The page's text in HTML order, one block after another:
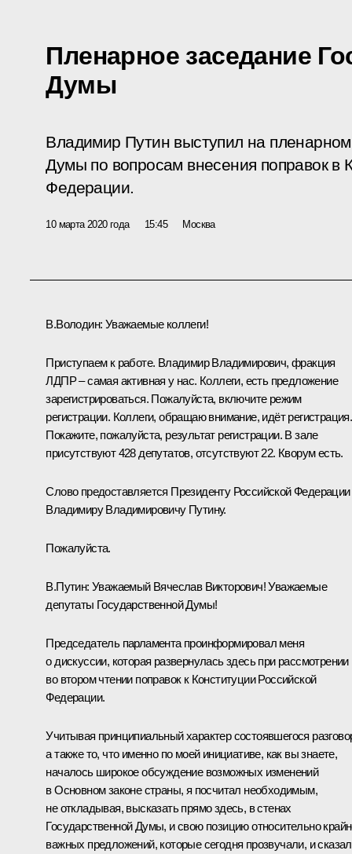
Пленарное заседание
Думы
Владимир Путин выступил на
Думы по вопросам внесения поправок в
Федерации.
10 марта 2020 года 15:45 Москва
В.Володин: Уважаемые коллеги!
Приступаем к работе. Владимир Владимирович, фракция
ЛДПР – самая активная у нас. Коллеги, есть предложение
зарегистрироваться. Пожалуйста, включите режим
регистрации. Коллеги, обращаю внимание, идёт регистрация.
Покажите, пожалуйста, результат регистрации. В зале
присутствуют 428 депутатов, отсутствуют 22. Кворум есть.
Слово предоставляется Президенту Российской Федерации
Владимиру Владимировичу Путину.
Пожалуйста.
В.Путин: Уважаемый Вячеслав Викторович! Уважаемые
депутаты Государственной Думы!
Председатель парламента проинформировал меня
о дискуссии, которая развернулась здесь при рассмотрении
во втором чтении поправок к Конституции Российской
Федерации.
Учитывая принципиальный характер состоявшегося
а также то, что именно по моей инициативе, как вы знаете,
началось широкое обсуждение возможных изменений
в Основном законе страны, я посчитал необходимым,
не откладывая, высказать прямо здесь, в стенах
Государственной Думы, и свою позицию относительно
важных предложений, которые сегодня прозвучали, и сказал